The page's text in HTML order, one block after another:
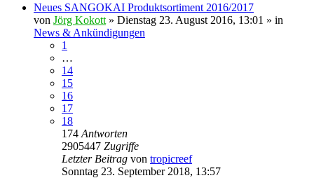
Neues SANGOKAI Produktsortiment 2016/2017
von Jörg Kokott » Dienstag 23. August 2016, 13:01 » in
News & Ankündigungen
1
…
14
15
16
17
18
174 Antworten
2905447 Zugriffe
Letzter Beitrag von tropicreef
Sonntag 23. September 2018, 13:57